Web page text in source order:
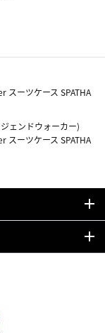
スーツケース SPATHA
ェンドウォーカー)
スーツケース SPATHA